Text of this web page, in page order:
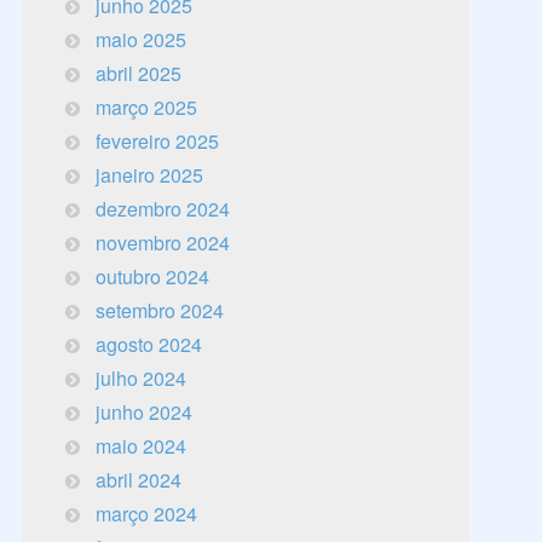
junho 2025
maio 2025
abril 2025
março 2025
fevereiro 2025
janeiro 2025
dezembro 2024
novembro 2024
outubro 2024
setembro 2024
agosto 2024
julho 2024
junho 2024
maio 2024
abril 2024
março 2024